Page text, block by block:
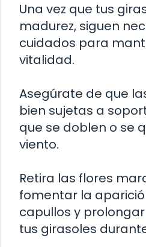
Una vez que tus
madurez, siguen
cuidados para
vitalidad.
Asegúrate de que
bien sujetas a
que se doblen o se
viento.
Retira las flores
fomentar la
capullos y
tus girasoles